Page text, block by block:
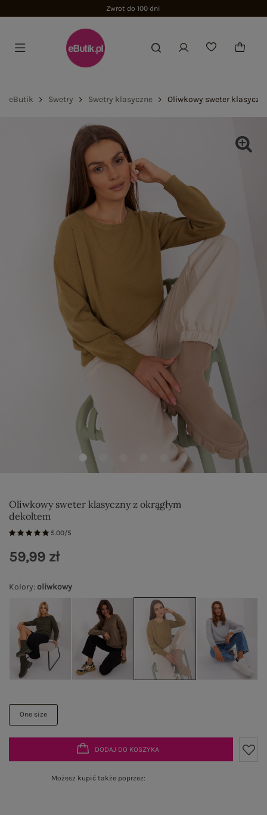
Zwrot do 100 dni
eButik Swetry Swetry klasyczne Oliwkowy sweter
Oliwkowy sweter klasyczny z okrągłym
dekoltem
5.00/5
Kolory: oliwkowy
One size
59,99 zł
DODAJ DO KOSZYKA
Możesz kupić także poprzez: